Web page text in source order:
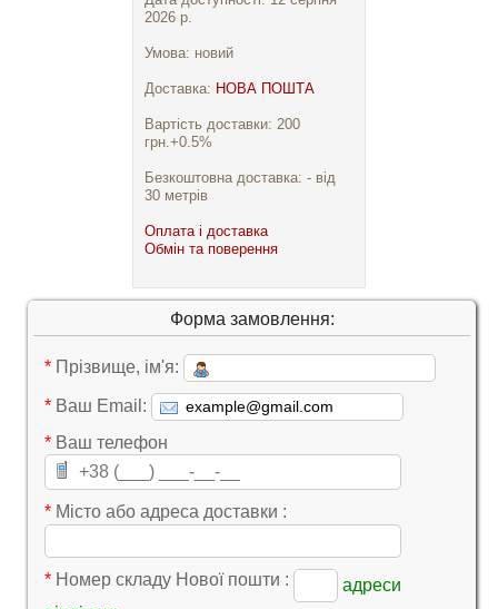
2026 р.
Умова: новий
Доставка: НОВА ПОШТА
Вартість доставки: 200
грн.+0.5%
Безкоштовна доставка: - від
30 метрів
Оплата і доставка
Обмін та поверення
Форма замовлення:
* Прізвище, ім'я:
* Ваш Email:
* Ваш телефон
* Місто або адреса доставки :
* Номер складу Нової пошти :
адреси